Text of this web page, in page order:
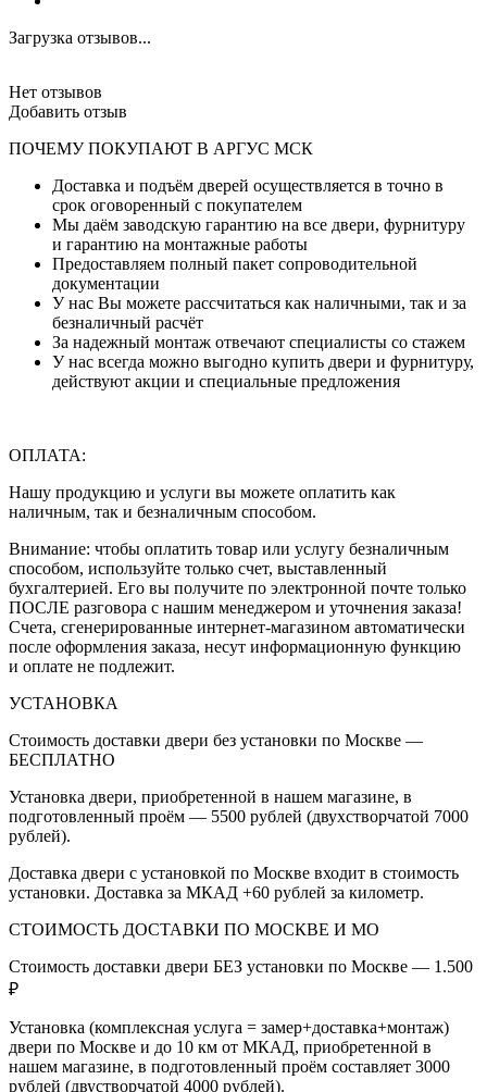
Загрузка отзывов...
Нет отзывов
Добавить отзыв
ПОЧЕМУ ПОКУПАЮТ В АРГУС МСК
Доставка и подъём дверей осуществляется в точно в
срок оговоренный с покупателем
Мы даём заводскую гарантию на все двери, фурнитуру
и гарантию на монтажные работы
Предоставляем полный пакет сопроводительной
документации
У нас Вы можете рассчитаться как наличными, так и за
безналичный расчёт
За надежный монтаж отвечают специалисты со стажем
У нас всегда можно выгодно купить двери и фурнитуру,
действуют акции и специальные предложения
ОПЛАТА:
Нашу продукцию и услуги вы можете оплатить как
наличным, так и безналичным способом.
Внимание: чтобы оплатить товар или услугу безналичным
способом, используйте только счет, выставленный
бухгалтерией. Его вы получите по электронной почте только
ПОСЛЕ разговора с нашим менеджером и уточнения заказа!
Счета, сгенерированные интернет-магазином автоматически
после оформления заказа, несут информационную функцию
и оплате не подлежит.
УСТАНОВКА
Стоимость доставки двери без установки по Москве —
БЕСПЛАТНО
Установка двери, приобретенной в нашем магазине, в
подготовленный проём — 5500 рублей (двухстворчатой 7000
рублей).
Доставка двери с установкой по Москве входит в стоимость
установки. Доставка за МКАД +60 рублей за километр.
СТОИМОСТЬ ДОСТАВКИ ПО МОСКВЕ И МО
Стоимость доставки двери БЕЗ установки по Москве — 1.500
₽
Установка (комплексная услуга = замер+доставка+монтаж)
двери по Москве и до 10 км от МКАД, приобретенной в
нашем магазине, в подготовленный проём составляет 3000
рублей (двустворчатой 4000 рублей).